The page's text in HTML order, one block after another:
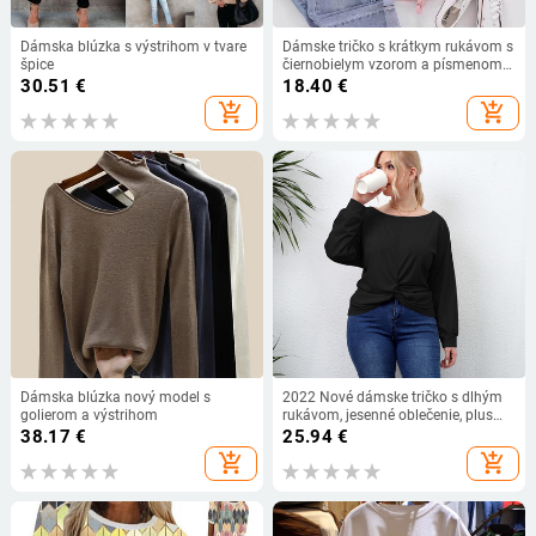
Dámska blúzka s výstrihom v tvare
špice
30.51 €
add_shopping_cart
Dámske tričko s krátkym rukávom s
čiernobielym vzorom a písmenom
lásky na Valentína, európske a
americké zahraničné obchodné
oznámenie
18.40 €
add_shopping_cart
Dámska blúzka nový model s
golierom a výstrihom
38.17 €
add_shopping_cart
2022 Nové dámske tričko s dlhým
rukávom, jesenné oblečenie, plus
size, veľké, veľké, jednofarebné, top
25.94€
add_shopping_cart